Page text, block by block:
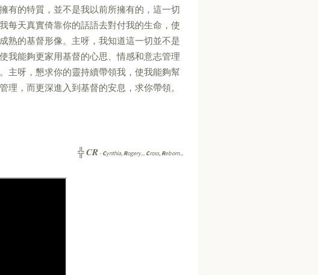
有的特質，並不是我以前所擁有的，這一切
每天真實倚靠你的話語去對付我的生命，使
熟的基督形像。主呀，我知道這一切並不是
我能夠更家用基督的心思、情感和意志管理
主呀，懇求你的靈持續帶領我，使我能夠幫
，而更深進入到基督的安息，求你帶領。
╬CR -Cynthia, Rogery... Cross, Reborn...